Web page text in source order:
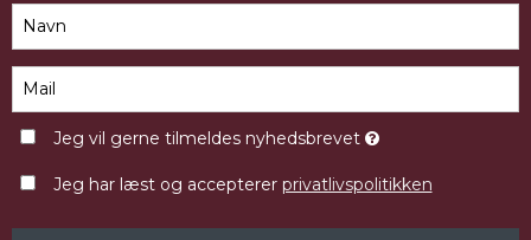
Jeg vil gerne tilmeldes nyhedsbrevet
Jeg har læst og accepterer privatlivspolitikken